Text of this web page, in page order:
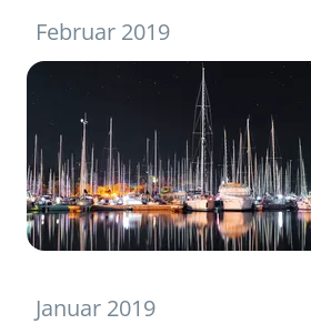
Februar 2019
Januar 2019